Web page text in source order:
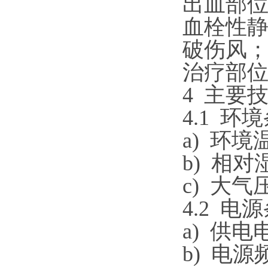
血栓性
破伤风；
治疗部
4 主要
4.1 环
a) 环境
b) 相对
c) 大气
4.2 电
a) 供电
b) 电源